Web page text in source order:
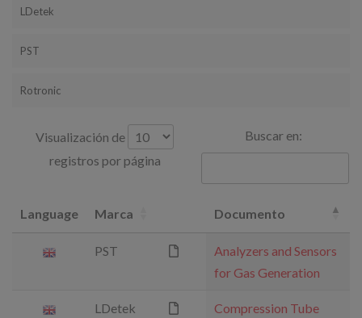
LDetek
PST
Rotronic
Visualización de
registros por página
Buscar en:
Language Marca Documento
PST
Analyzers and Sensors
for Gas Generation
LDetek
Compression Tube